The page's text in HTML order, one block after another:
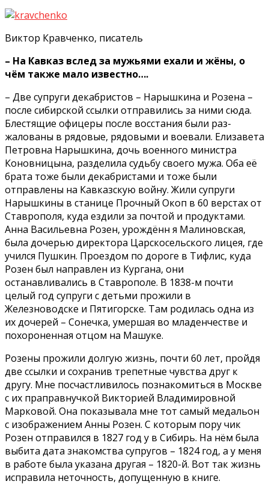
Виктор Кравченко, писатель
– На Кавказ вслед за мужьями ехали и жёны, о
чём также мало известно….
– Две супруги декабри­стов – Нарышкина и Розе­на –
после сибирской ссыл­ки отправились за ними сюда.
Блестящие офицеры после восстания были раз­
жалованы в рядовые, рядо­выми и воевали. Елизавета
Петровна Нарышкина, дочь военного министра
Конов­ницына, разделила судьбу своего мужа. Оба её
брата тоже были декабристами и тоже были
отправлены на Кавказскую войну. Жили супруги
Нарышкины в ста­нице Прочный Окоп в 60 верстах от
Ставрополя, куда ездили за почтой и про­дуктами.
Анна Васильевна Розен, урождённ я Ма­линовская,
была дочерью директора Царскосельского лицея, где
учился Пуш­кин. Проездом по дороге в Тифлис, куда
Розен был направлен из Кургана, они
останавливались в Ставро­поле. В 1838-м почти
целый год супруги с детьми про­жили в
Железноводске и Пятигорске. Там родилась одна из
их дочерей – Со­нечка, умершая во мла­денчестве и
похороненная отцом на Машуке.
Розены прожили долгую жизнь, почти 60 лет, прой­дя
две ссылки и сохранив трепетные чувства друг к
другу. Мне посчастливи­лось познакомиться в Мо­скве
с их праправнучкой Викторией Владимировной
Марковой. Она показывала мне тот самый медальон
с изображением Анны Ро­зен. С которым пору чик
Розен отправился в 1827 год у в Сибирь. На нём была
выбита дата знаком­ства супругов – 1824 год, а у меня
в работе была указана другая – 1820-й. Вот так жизнь
исправила неточность, допущенную в книге.